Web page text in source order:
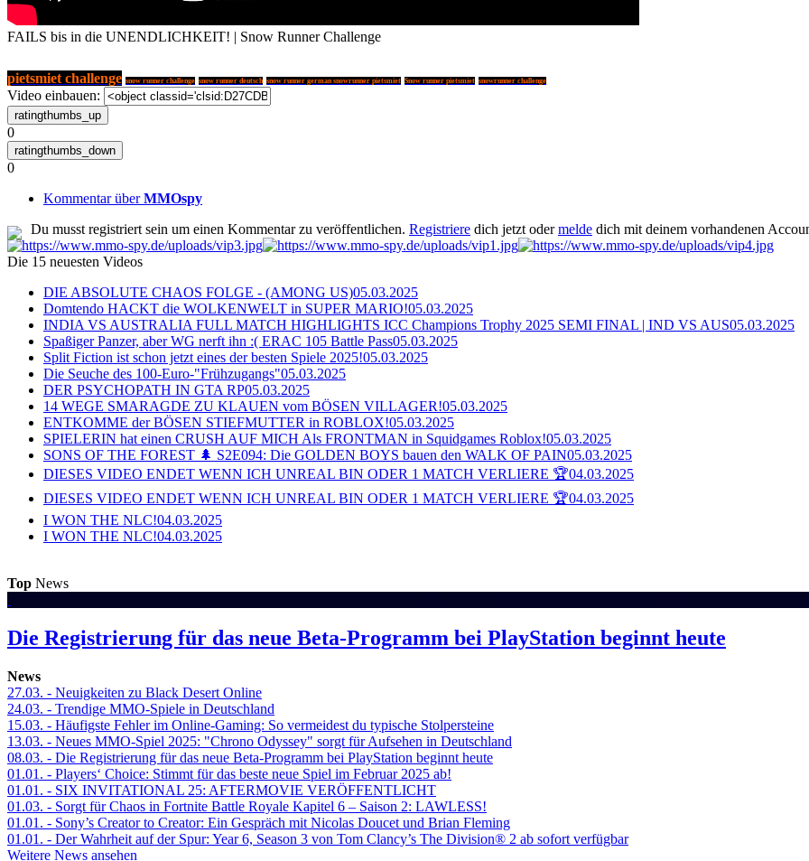
FAILS bis in die UNENDLICHKEIT! | Snow Runner Challenge
pietsmiet challenge snow runner challenge snow runner deutsch snow runner german snowrunner pietsmiet Snow runner pietsmiet snowrunner challenge
Video einbauen:
0
0
Kommentar überMMOspy
Du musst registriert sein um einen Kommentar zu veröffentlichen. Registriere dich jetzt odermelde dich mit deinem vorhandenen
Die 15 neuesten Videos
DIE ABSOLUTE CHAOS FOLGE - (AMONG US)05.03.2025
Domtendo HACKT die WOLKENWELT in SUPER MARIO!05.03.2025
INDIA VS AUSTRALIA FULL MATCH HIGHLIGHTS ICC Champions Trophy 2025 SEMI FINAL | IND VS AUS05.03.2025
Spaßiger Panzer, aber WG nerft ihn :( ERAC 105 Battle Pass05.03.2025
Split Fiction ist schon jetzt eines der besten Spiele 2025!05.03.2025
Die Seuche des 100-Euro-"Frühzugangs"05.03.2025
DER PSYCHOPATH IN GTA RP05.03.2025
14 WEGE SMARAGDE ZU KLAUEN vom BÖSEN VILLAGER!05.03.2025
ENTKOMME der BÖSEN STIEFMUTTER in ROBLOX!05.03.2025
SPIELERIN hat einen CRUSH AUF MICH Als FRONTMAN in Squidgames Roblox!05.03.2025
SONS OF THE FOREST 🌲 S2E094: Die GOLDEN BOYS bauen den WALK OF PAIN05.03.2025
DIESES VIDEO ENDET WENN ICH UNREAL BIN ODER 1 MATCH VERLIERE 🏆04.03.2025
DIESES VIDEO ENDET WENN ICH UNREAL BIN ODER 1 MATCH VERLIERE 🏆04.03.2025
I WON THE NLC!04.03.2025
I WON THE NLC!04.03.2025
Top News
Die Registrierung für das neue Beta-Programm bei PlayStation beginnt heute
News
27.03. - Neuigkeiten zu Black Desert Online
24.03. - Trendige MMO-Spiele in Deutschland
15.03. - Häufigste Fehler im Online-Gaming: So vermeidest du typische Stolpersteine
13.03. - Neues MMO-Spiel 2025: "Chrono Odyssey" sorgt für Aufsehen in Deutschland
08.03. - Die Registrierung für das neue Beta-Programm bei PlayStation beginnt heute
01.01. - Players‘ Choice: Stimmt für das beste neue Spiel im Februar 2025 ab!
01.01. - SIX INVITATIONAL 25: AFTERMOVIE VERÖFFENTLICHT
01.03. - Sorgt für Chaos in Fortnite Battle Royale Kapitel 6 – Saison 2: LAWLESS!
01.01. - Sony’s Creator to Creator: Ein Gespräch mit Nicolas Doucet und Brian Fleming
01.01. - Der Wahrheit auf der Spur: Year 6, Season 3 von Tom Clancy’s The Division® 2 ab sofort verfügbar
Weitere News ansehen